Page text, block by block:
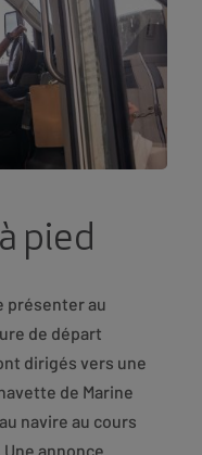
pied
présenter au
de départ
dirigés vers une
de Marine
navire au cours
annonce